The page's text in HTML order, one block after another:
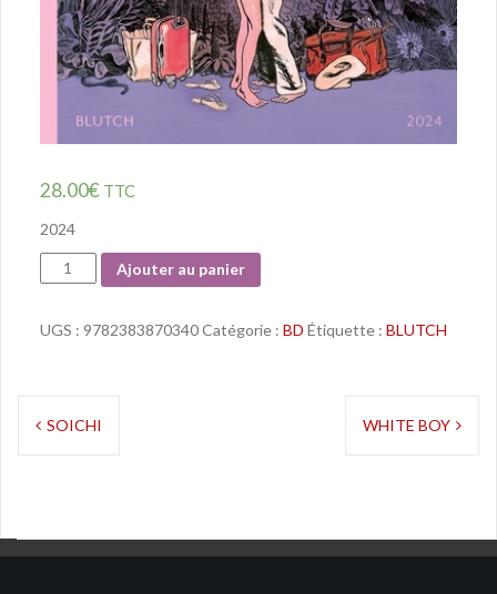
28.00€ TTC
2024
Quantité
Ajouter au panier
UGS : 9782383870340Catégorie : BD Étiquette : BLUTCH
Navigation
SOICHI WHITE BOY